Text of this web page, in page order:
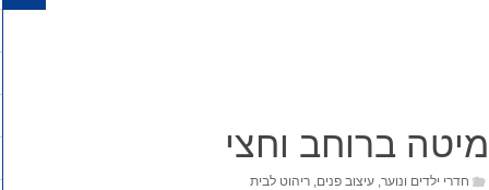
מיטה ברוחב וחצי
חדרי ילדים ונוער, עיצוב פנים, ריהוט לבית